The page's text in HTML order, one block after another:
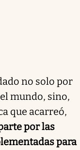
no solo por
mundo, sino,
que acarreó,
por las
para